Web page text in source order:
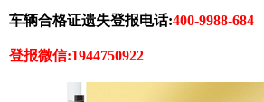
车辆合格证遗失登报电话:400-9988-684
登报微信:1944750922